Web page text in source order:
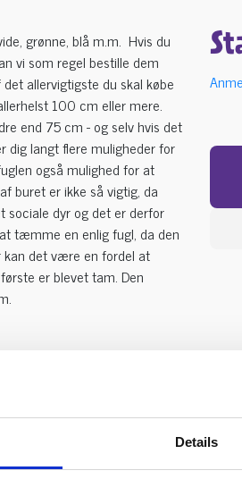
Details
grønne, blå m.m. Hvis du
vi som regel bestille dem
allervigtigste du skal købe
100 cm eller mere.
end 75 cm - og selv hvis det
dig langt flere muligheder for
også mulighed for at
buret er ikke så vigtig, da
sociale dyr og det er derfor
tæmme en enlig fugl, da den
kan det være en fordel at
er blevet tam. Den